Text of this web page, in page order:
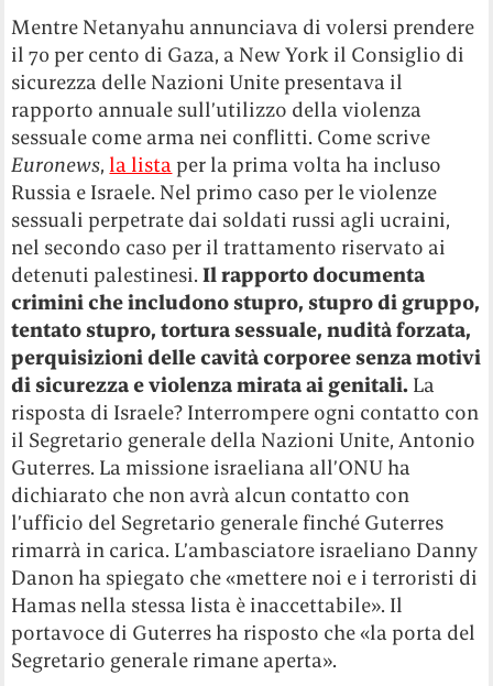
Mentre Netanyahu annunciava di volersi prendere
il 70 per cento di Gaza, a New York il Consiglio di
sicurezza delle Nazioni Unite presentava il
rapporto annuale sull’utilizzo della violenza
sessuale come arma nei conflitti. Come scrive
Euronews, la lista per la prima volta ha incluso
Russia e Israele. Nel primo caso per le violenze
sessuali perpetrate dai soldati russi agli ucraini,
nel secondo caso per il trattamento riservato ai
detenuti palestinesi.Il rapporto documenta
crimini che includono stupro, stupro di gruppo,
tentato stupro, tortura sessuale, nudità forzata,
perquisizioni delle cavità corporee senza motivi
di sicurezza e violenza mirata ai genitali. La
risposta di Israele? Interrompere ogni contatto con
il Segretario generale della Nazioni Unite, Antonio
Guterres. La missione israeliana all’ONU ha
dichiarato che non avrà alcun contatto con
l’ufficio del Segretario generale finché Guterres
rimarrà in carica. L’ambasciatore israeliano Danny
Danon ha spiegato che «mettere noi e i terroristi di
Hamas nella stessa lista è inaccettabile». Il
portavoce di Guterres ha risposto che «la porta del
Segretario generale rimane aperta».